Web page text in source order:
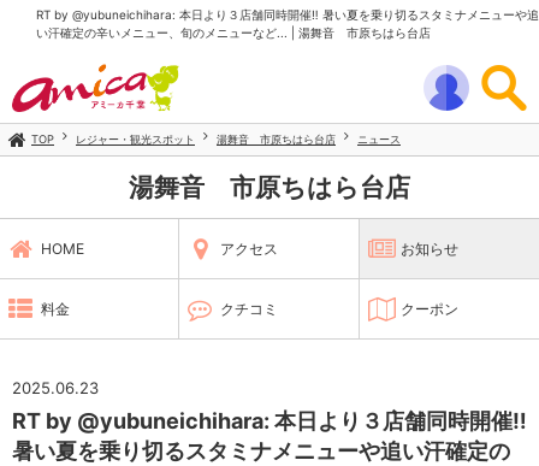
RT by @yubuneichihara: 本日より３店舗同時開催‼️ 暑い夏を乗り切るスタミナメニューや追
い汗確定の辛いメニュー、旬のメニューなど... | 湯舞音 市原ちはら台店
TOP レジャー・観光スポット 湯舞音 市原ちはら台店 ニュース
湯舞音 市原ちはら台店
HOME アクセス お知らせ
料金 クチコミ クーポン
2025.06.23
RT by @yubuneichihara: 本日より３店舗同時開催‼️
暑い夏を乗り切るスタミナメニューや追い汗確定の